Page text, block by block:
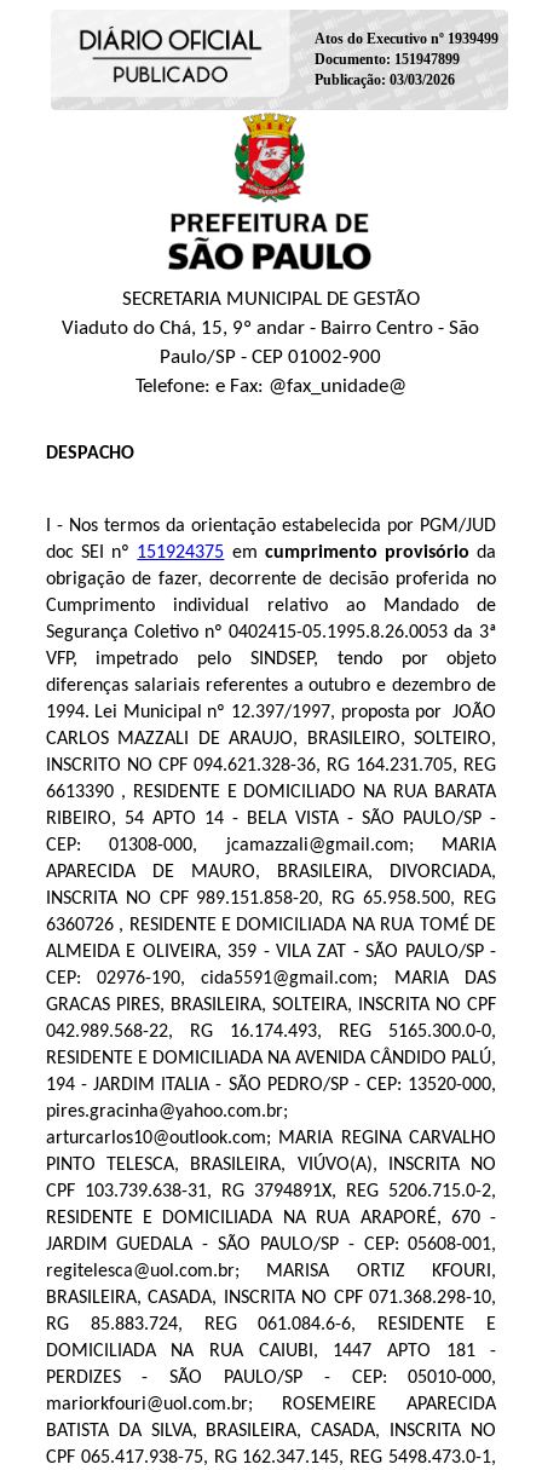
Atos do Executivo nº 1939499
Documento: 151947899
Publicação: 03/03/2026
SECRETARIA MUNICIPAL DE GESTÃO
Viaduto do Chá, 15, 9º andar - Bairro Centro - São
Paulo/SP - CEP 01002-900
Telefone: e Fax: @fax_unidade@
DESPACHO
I - Nos termos da orientação estabelecida por PGM/JUD
doc SEI nº 151924375 em cumprimento provisório da
obrigação de fazer, decorrente de decisão proferida no
Cumprimento individual relativo ao Mandado de
Segurança Coletivo nº 0402415-05.1995.8.26.0053 da 3ª
VFP, impetrado pelo SINDSEP, tendo por objeto
diferenças salariais referentes a outubro e dezembro de
1994. Lei Municipal nº 12.397/1997, proposta porJOÃO
CARLOS MAZZALI DE ARAUJO, BRASILEIRO, SOLTEIRO,
INSCRITO NO CPF 094.621.328-36, RG 164.231.705, REG
6613390 , RESIDENTE E DOMICILIADO NA RUA BARATA
RIBEIRO, 54 APTO 14 - BELA VISTA - SÃO PAULO/SP -
CEP: 01308-000, jcamazzali@gmail.com; MARIA
APARECIDA DE MAURO, BRASILEIRA, DIVORCIADA,
INSCRITA NO CPF 989.151.858-20, RG 65.958.500, REG
6360726 , RESIDENTE E DOMICILIADA NA RUA TOMÉ DE
ALMEIDA E OLIVEIRA, 359 - VILA ZAT - SÃO PAULO/SP -
CEP: 02976-190, cida5591@gmail.com; MARIA DAS
GRACAS PIRES, BRASILEIRA, SOLTEIRA, INSCRITA NO CPF
042.989.568-22, RG 16.174.493, REG 5165.300.0-0,
RESIDENTE E DOMICILIADA NA AVENIDA CÂNDIDO PALÚ,
194 - JARDIM ITALIA - SÃO PEDRO/SP - CEP: 13520-000,
pires.gracinha@yahoo.com.br;
arturcarlos10@outlook.com; MARIA REGINA CARVALHO
PINTO TELESCA, BRASILEIRA, VIÚVO(A), INSCRITA NO
CPF 103.739.638-31, RG 3794891X, REG 5206.715.0-2,
RESIDENTE E DOMICILIADA NA RUA ARAPORÉ, 670 -
JARDIM GUEDALA - SÃO PAULO/SP - CEP: 05608-001,
regitelesca@uol.com.br; MARISA ORTIZ KFOURI,
BRASILEIRA, CASADA, INSCRITA NO CPF 071.368.298-10,
RG 85.883.724, REG 061.084.6-6, RESIDENTE E
DOMICILIADA NA RUA CAIUBI, 1447 APTO 181 -
PERDIZES - SÃO PAULO/SP - CEP: 05010-000,
mariorkfouri@uol.com.br; ROSEMEIRE APARECIDA
BATISTA DA SILVA, BRASILEIRA, CASADA, INSCRITA NO
CPF 065.417.938-75, RG 162.347.145, REG 5498.473.0-1,